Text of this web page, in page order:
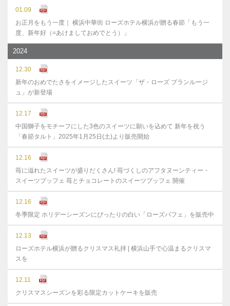
01.09
お正月をもう一度｜ 横浜中華街 ローズホテル横浜が贈る春節「もう一
度、新年好（=あけましておめでとう）」
2024
12.30
新年のおめでたさをイメージしたスイーツ「ザ・ローズ ブランルージ
ュ」が新登場
12.17
中国獅子をモチーフにした3色のスイーツに願いを込めて 新年を祝う
「春節タルト」2025年1月25日(土)より販売開始
12.16
苺に溢れたスイーツが盛りだくさん! 苺づくしのアフタヌーンティー・
スイーツブッフェ 苺とチョコレートのスイーツブッフェ 開催
12.16
冬季限定 ホリデーシーズンにぴったりの白い「ローズパフェ」を販売中
12.13
ローズホテル横浜が贈るクリスマス礼拝 | 横浜山手で心温まるクリスマ
スを
12.11
クリスマスシーズンを彩る限定カットケーキを販売